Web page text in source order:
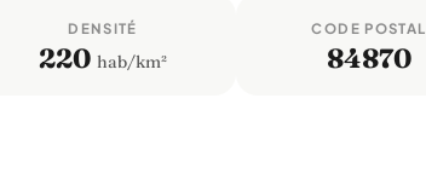
DENSITÉ
220 hab/km²
CODE POSTAL
84870